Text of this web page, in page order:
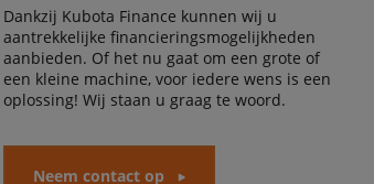
Dankzij Kubota Finance kunnen wij u
aantrekkelijke financieringsmogelijkheden
aanbieden. Of het nu gaat om een grote of
een kleine machine, voor iedere wens is een
oplossing! Wij staan u graag te woord.
Neem contact op